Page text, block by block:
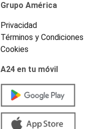
Grupo América
Privacidad
Términos y Condiciones
Cookies
A24 en tu móvil